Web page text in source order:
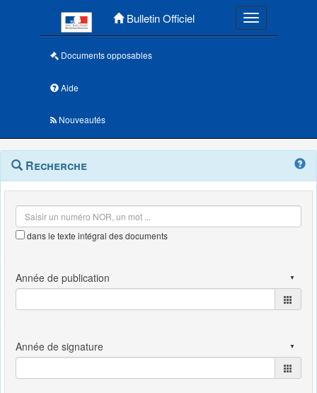
Bulletin Officiel Toggle
Documents opposables
Aide
Nouveautés
Navigation
outils
Menu
contextuel
Recherche
dans le texte intégral des documents